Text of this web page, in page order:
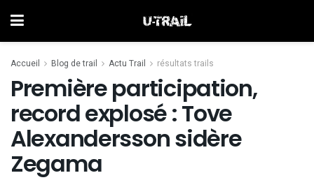
Accueil Blog de trail Actu Trail résultats trails
Première participation,
record explosé : Tove
Alexandersson sidère
Zegama